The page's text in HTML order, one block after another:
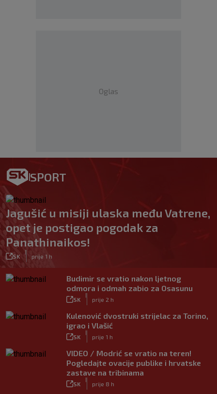
Oglas
SPORT
Jagušić u misiji ulaska među Vatrene,
opet je postigao pogodak za
Panathinaikos!
SK prije 1 h
Budimir se vratio nakon ljetnog
odmora i odmah zabio za Osasunu
SK prije 2 h
Kulenović dvostruki strijelac za Torino,
igrao i Vlašić
SK prije 1 h
VIDEO / Modrić se vratio na teren!
Pogledajte ovacije publike i hrvatske
zastave na tribinama
SK prije 8 h